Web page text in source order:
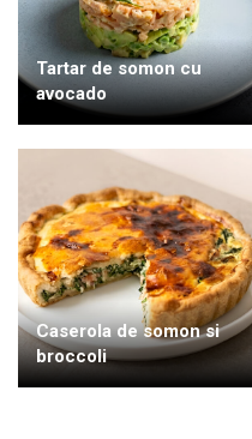
Tartar de somon cu
avocado
Caserola de somon si
broccoli